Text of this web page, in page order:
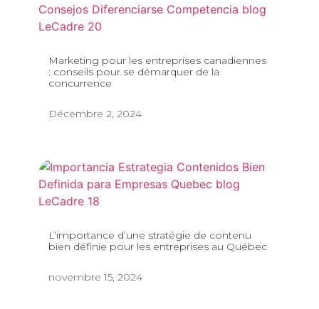
Marketing pour les entreprises canadiennes
: conseils pour se démarquer de la
concurrence
Décembre 2, 2024
L’importance d’une stratégie de contenu
bien définie pour les entreprises au Québec
novembre 15, 2024